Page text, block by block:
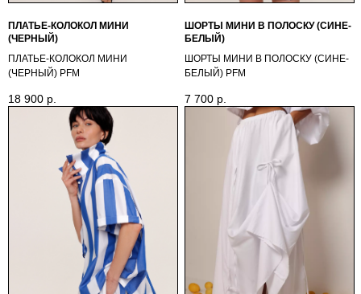
ПЛАТЬЕ-КОЛОКОЛ МИНИ
(ЧЕРНЫЙ)
ПЛАТЬЕ-КОЛОКОЛ МИНИ
(ЧЕРНЫЙ) PFМ
18 900 р.
ШОРТЫ МИНИ В ПОЛОСКУ (СИНЕ-
БЕЛЫЙ)
ШОРТЫ МИНИ В ПОЛОСКУ (СИНЕ-
БЕЛЫЙ) PFM
7 700 р.